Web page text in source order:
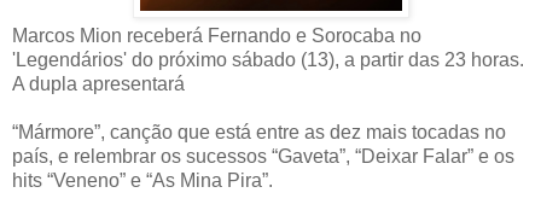
Marcos Mion receberá Fernando e Sorocaba no
'Legendários' do próximo sábado (13), a partir das 23 horas.
A dupla apresentará
“Mármore”, canção que está entre as dez mais tocadas no
país, e relembrar os sucessos “Gaveta”, “Deixar Falar” e os
hits “Veneno” e “As Mina Pira”.